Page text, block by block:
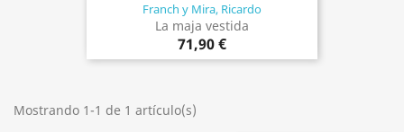
Franch y Mira, Ricardo
La maja vestida
71,90 €
Mostrando 1-1 de 1 artículo(s)